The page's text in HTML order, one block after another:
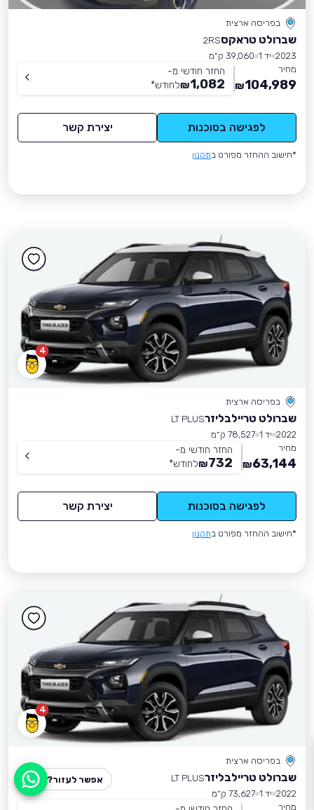
בפריסה ארצית
שברולט טראקס2RS
2023 יד 1
39,060 ק״מ
מחיר
104,989
₪
החזר חודשי מ-
1,082
₪לחודש*
לפגישה בסוכנות יצירת קשר
*חישוב ההחזר מפורט בתקנון
4
בפריסה ארצית
שברולט טריילבליזרLT PLUS
2022 יד 1
78,527 ק״מ
מחיר
63,144
₪
החזר חודשי מ-
732
₪לחודש*
לפגישה בסוכנות יצירת קשר
*חישוב ההחזר מפורט בתקנון
4
בפריסה ארצית
שברולט טריילבליזרLT PLUS
2022 יד 1
73,627 ק״מ
מחיר
אפשר לעזור?